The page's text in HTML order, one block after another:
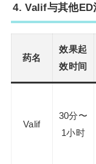
4. Valif与其他ED
药名
效果起
效时间
Valif
30分〜
1小时